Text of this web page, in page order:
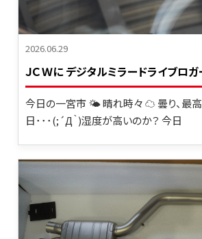
2026.06.29
ＪＣＷに デジタルミラードライブロガ
今日の一宮市 🌤 晴れ時々 ☁ 曇り、最
日･･･(;´Д｀)湿度が高いのか？ 今日